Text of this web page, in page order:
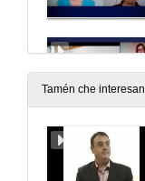
Tamén che interesan